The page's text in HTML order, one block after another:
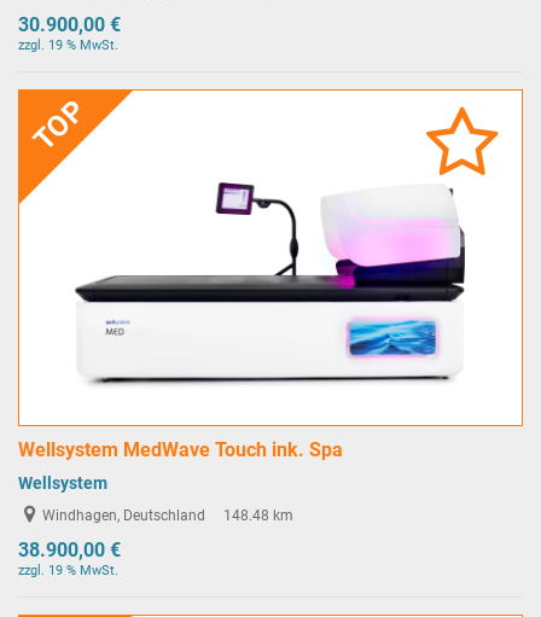
30.900,00 €
zzgl. 19 % MwSt.
TOP
Wellsystem MedWave Touch ink. Spa
Wellsystem
Windhagen, Deutschland 148.48 km
38.900,00 €
zzgl. 19 % MwSt.